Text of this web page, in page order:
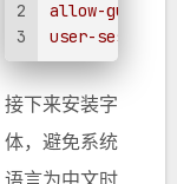
2
3
allow-
user-
接下来安装字
体，避免系统
语言为中文时